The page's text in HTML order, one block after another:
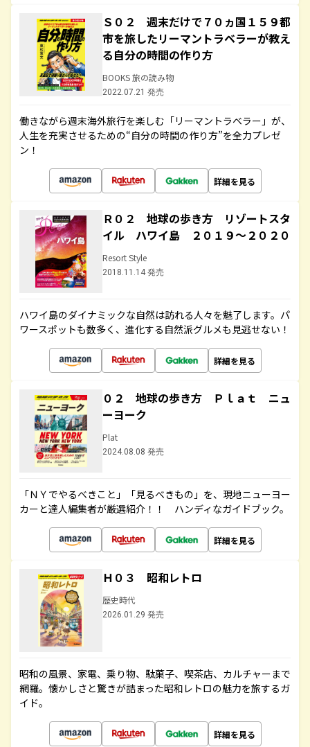
Ｓ０２ 週末だけで７０ヵ国１５９都
市を旅したリーマントラベラーが教え
る自分の時間の作り方
BOOKS 旅の読み物
2022.07.21 発売
働きながら週末海外旅行を楽しむ「リーマントラベラー」が、
人生を充実させるための“自分の時間の作り方”を全力プレゼ
ン！
詳細を見る
Ｒ０２ 地球の歩き方 リゾートスタ
イル ハワイ島 ２０１９～２０２０
Resort Style
2018.11.14 発売
ハワイ島のダイナミックな自然は訪れる人々を魅了します。パ
ワースポットも数多く、進化する自然派グルメも見逃せない！
詳細を見る
０２ 地球の歩き方 Ｐｌａｔ ニュ
ーヨーク
Plat
2024.08.08 発売
「ＮＹでやるべきこと」「見るべきもの」を、現地ニューヨー
カーと達人編集者が厳選紹介！！ ハンディなガイドブック。
詳細を見る
Ｈ０３ 昭和レトロ
歴史時代
2026.01.29 発売
昭和の風景、家電、乗り物、駄菓子、喫茶店、カルチャーまで
網羅。懐かしさと驚きが詰まった昭和レトロの魅力を旅するガ
イド。
詳細を見る